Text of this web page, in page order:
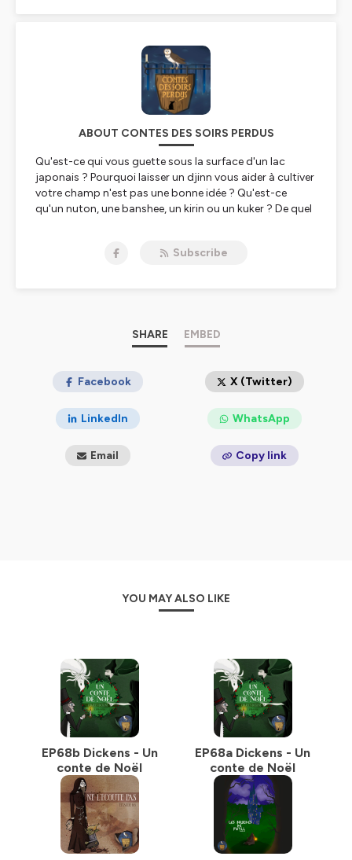
ABOUT CONTES DES SOIRS PERDUS
Qu'est-ce qui vous guette sous la surface d'un lac
japonais ? Pourquoi laisser un djinn vous aider à cultiver
votre champ n'est pas une bonne idée ? Qu'est-ce
qu'un nuton, une banshee, un kirin ou un kuker ? De quel
Ulysse, Gilgamesh ou Sinbad ?
Hébergé par Ausha. Visitez
ausha.co/politique-de-
Subscribe
SHARE EMBED
Facebook X (Twitter)
LinkedIn WhatsApp
Email Copy link
YOU MAY ALSO LIKE
EP68b Dickens - Un
conte de Noël
EP68a Dickens - Un
conte de Noël